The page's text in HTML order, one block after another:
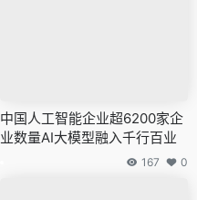
中国人工智能企业超6200家企
业数量AI大模型融入千行百业
167 0